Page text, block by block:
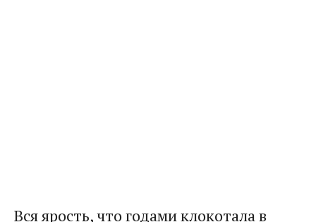
Вся ярость, что годами клокотала в